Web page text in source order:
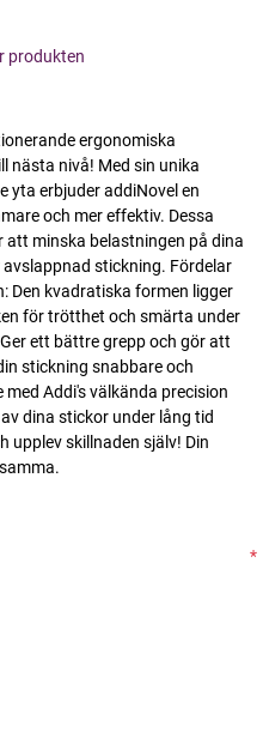
produkten
ergonomiska
nästa nivå! Med sin unika
yta erbjuder addiNovel en
och mer effektiv. Dessa
minska belastningen på dina
avslappnad stickning. Fördelar
Den kvadratiska formen ligger
för trötthet och smärta under
ett bättre grepp och gör att
stickning snabbare och
Addi's välkända precision
dina stickor under lång tid
upplev skillnaden själv! Din
*